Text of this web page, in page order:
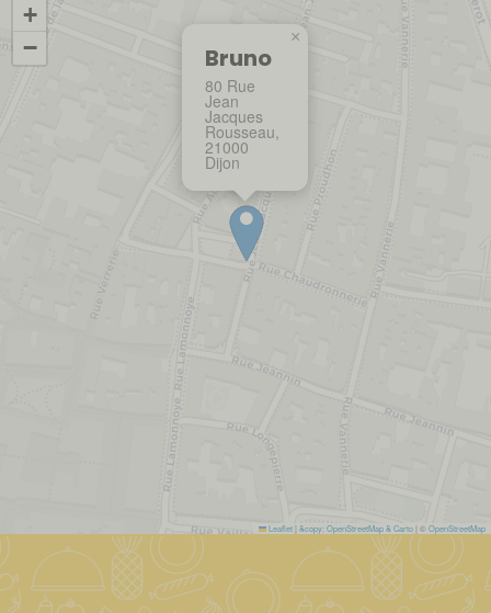
Bruno
80 Rue
Jean
Jacques
Rousseau,
21000
Dijon
×
+
−
Leaflet &copy; OpenStreetMap & Carto | ©OpenStreetMap